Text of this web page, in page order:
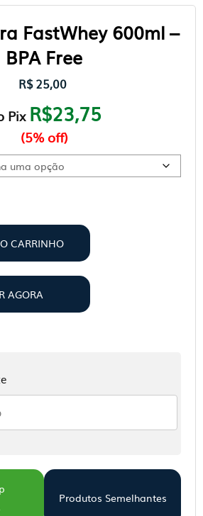
FastWhey 600ml –
BPA Free
R$ 25,00
Pix R$23,75
(5% off)
CARRINHO
AGORA
Produtos Semelhantes